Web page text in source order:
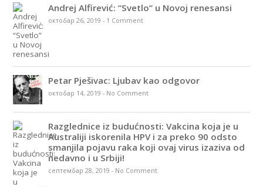
Andrej Alfirević: “Svetlo” u Novoj renesansi
октобар 26, 2019 - 1 Comment
Petar Pješivac: Ljubav kao odgovor
октобар 14, 2019 - No Comment
Razglednice iz budućnosti: Vakcina koja je u
Australiji iskorenila HPV i za preko 90 odsto
smanjila pojavu raka koji ovaj virus izaziva od
nedavno i u Srbiji!
септембар 28, 2019 - No Comment